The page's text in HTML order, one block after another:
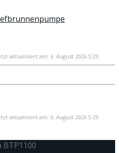
aktualisiert am: 6. August 2026 5:29
aktualisiert am: 6. August 2026 5:29
BTP1100